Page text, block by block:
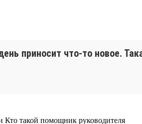
приносит что-то новое.